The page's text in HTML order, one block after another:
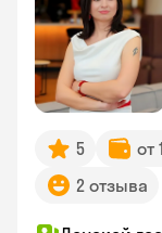
5 от
2 отзыва